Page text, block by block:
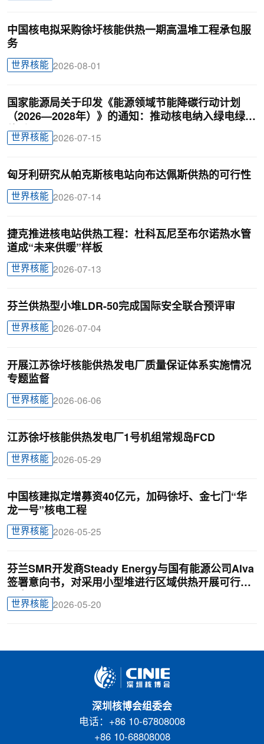
中国核电拟采购徐圩核能供热一期高温堆工程承包服
务
世界核能 2026-08-01
国家能源局关于印发《能源领域节能降碳行动计划
（2026—2028年）》的通知：推动核电纳入绿电绿证
体系
世界核能 2026-07-15
匈牙利研究从帕克斯核电站向布达佩斯供热的可行性
世界核能 2026-07-14
捷克推进核电站供热工程：杜科瓦尼至布尔诺热水管
道成“未来供暖”样板
世界核能 2026-07-13
芬兰供热型小堆LDR-50完成国际安全联合预评审
世界核能 2026-07-04
开展江苏徐圩核能供热发电厂质量保证体系实施情况
专题监督
世界核能 2026-06-06
江苏徐圩核能供热发电厂1号机组常规岛FCD
世界核能 2026-05-29
中国核建拟定增募资40亿元，加码徐圩、金七门“华
龙一号”核电工程
世界核能 2026-05-25
芬兰SMR开发商Steady Energy与国有能源公司Alva
签署意向书，对采用小型堆进行区域供热开展可行性
研究
世界核能 2026-05-20
深圳核博会组委会
电话：+86 10-67808008
+86 10-68808008